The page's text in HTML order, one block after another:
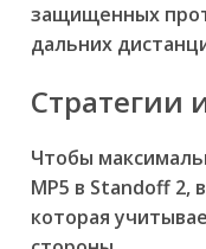
защищенных
дальних
Стратегии
Чтобы
MP5 в Standoff 2,
которая